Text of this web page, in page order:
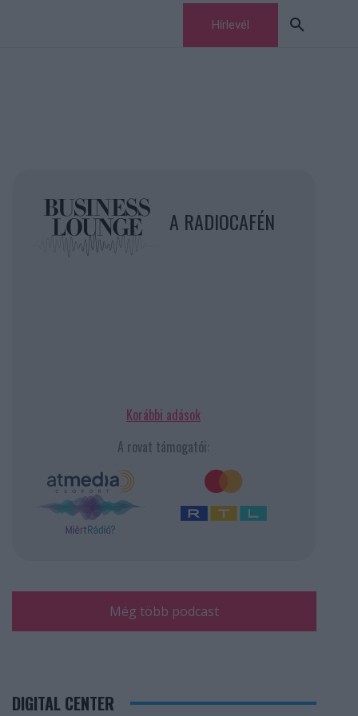
Hírlevél
A RADIOCAFÉN
Korábbi adások
A rovat támogatói:
Még több podcast
DIGITAL CENTER